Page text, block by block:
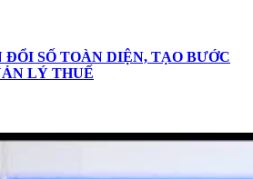
SỐ TOÀN DIỆN, TẠO BƯỚC
LÝ THUẾ